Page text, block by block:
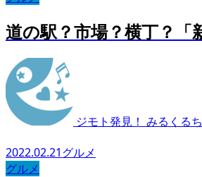
道の駅？市場？横丁？「
ジモト発見！ みるくる
2022.02.21グルメ
グルメ